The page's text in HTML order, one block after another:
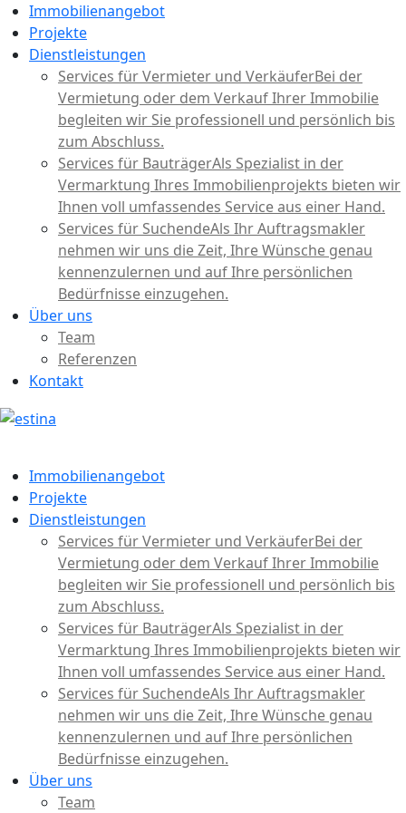
Immobilienangebot
Projekte
Dienstleistungen
Services für Vermieter und VerkäuferBei der
Vermietung oder dem Verkauf Ihrer Immobilie
begleiten wir Sie professionell und persönlich bis
zum Abschluss.
Services für BauträgerAls Spezialist in der
Vermarktung Ihres Immobilienprojekts bieten wir
Ihnen voll umfassendes Service aus einer Hand.
Services für SuchendeAls Ihr Auftragsmakler
nehmen wir uns die Zeit, Ihre Wünsche genau
kennenzulernen und auf Ihre persönlichen
Bedürfnisse einzugehen.
Über uns
Team
Referenzen
Kontakt
Immobilienangebot
Projekte
Dienstleistungen
Services für Vermieter und VerkäuferBei der
Vermietung oder dem Verkauf Ihrer Immobilie
begleiten wir Sie professionell und persönlich bis
zum Abschluss.
Services für BauträgerAls Spezialist in der
Vermarktung Ihres Immobilienprojekts bieten wir
Ihnen voll umfassendes Service aus einer Hand.
Services für SuchendeAls Ihr Auftragsmakler
nehmen wir uns die Zeit, Ihre Wünsche genau
kennenzulernen und auf Ihre persönlichen
Bedürfnisse einzugehen.
Über uns
Team